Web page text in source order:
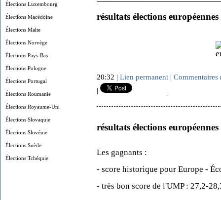
Élections Luxembourg
Élections Macédoine
Élections Malte
Élections Norvège
Élections Pays-Bas
Élections Pologne
Élections Portugal
Élections Roumanie
Élections Royaume-Uni
Élections Slovaquie
Élections Slovénie
Élections Suède
Élections Tchéquie
résultats élections européennes
20:32 | Lien permanent | Commentaires
|
|
résultats élections européennes
Les gagnants :
- score historique pour Europe -
- très bon score de l'UMP : 27,2-